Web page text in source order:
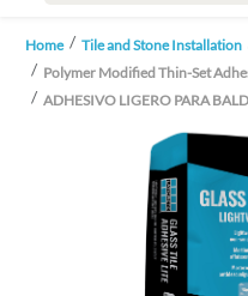
Home Tile and Stone Installation
Polymer Modified Thin-Set
ADHESIVO LIGERO PARA